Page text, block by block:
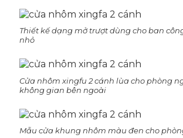
Thiết kế dạng mở trượt dùng cho ban
nhỏ
Cửa nhôm xingfu 2 cánh lùa cho phòng
không gian bên ngoài
Mẫu cửa khung nhôm màu đen cho